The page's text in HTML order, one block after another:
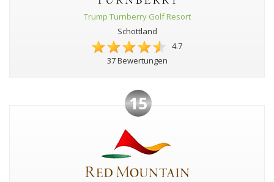
Trump Turnberry Golf Resort
Schottland
4.7
37 Bewertungen
15